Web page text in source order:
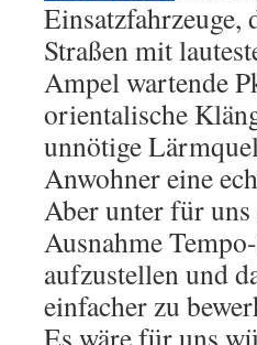
Einsatzfahrzeuge,
Straßen mit
Ampel wartende
orientalische
unnötige
Anwohner eine
Aber unter für
Ausnahme
aufzustellen und
einfacher zu
Es wäre für uns